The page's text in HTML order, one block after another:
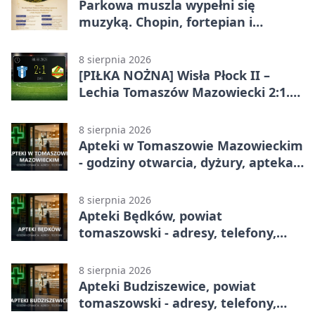
Parkowa muszla wypełni się
muzyką. Chopin, fortepian i
8 sierpnia 2026
[PIŁKA NOŻNA] Wisła Płock II –
Lechia Tomaszów Mazowiecki 2:1.
w Betclic 3. Lidze Grupa 1 (Grupa I)
8 sierpnia 2026
Apteki w Tomaszowie Mazowieckim
- godziny otwarcia, dyżury, apteka
8 sierpnia 2026
Apteki Będków, powiat
tomaszowski - adresy, telefony,
8 sierpnia 2026
Apteki Budziszewice, powiat
tomaszowski - adresy, telefony,